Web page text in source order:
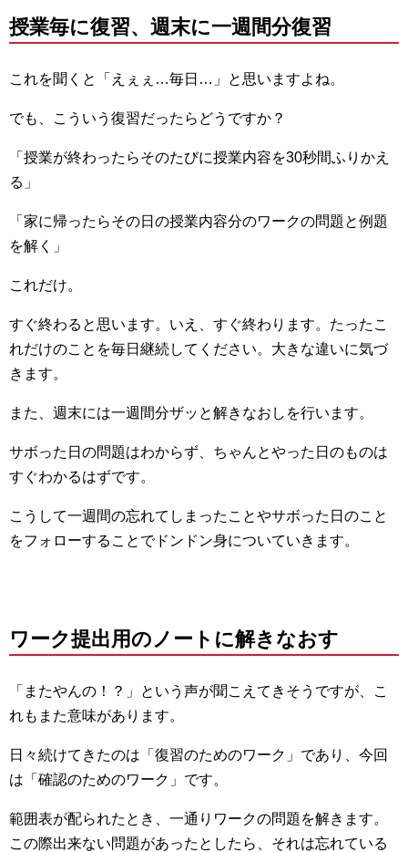
授業毎に復習、週末に一週間分復習
これを聞くと「えぇぇ…毎日…」と思いますよね。
でも、こういう復習だったらどうですか？
「授業が終わったらそのたびに授業内容を30秒間ふりかえ
る」
「家に帰ったらその日の授業内容分のワークの問題と例題
を解く」
これだけ。
すぐ終わると思います。いえ、すぐ終わります。たったこ
れだけのことを毎日継続してください。大きな違いに気づ
きます。
また、週末には一週間分ザッと解きなおしを行います。
サボった日の問題はわからず、ちゃんとやった日のものは
すぐわかるはずです。
こうして一週間の忘れてしまったことやサボった日のこと
をフォローすることでドンドン身についていきます。
ワーク提出用のノートに解きなおす
「またやんの！？」という声が聞こえてきそうですが、こ
れもまた意味があります。
日々続けてきたのは「復習のためのワーク」であり、今回
は「確認のためのワーク」です。
範囲表が配られたとき、一通りワークの問題を解きます。
この際出来ない問題があったとしたら、それは忘れている